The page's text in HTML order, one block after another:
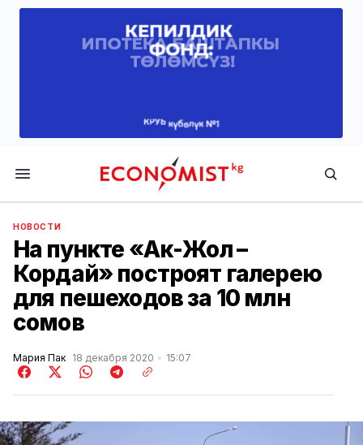
Economist.kg
НОВОСТИ
На пункте «Ак-Жол –
Кордай» построят галерею
для пешеходов за 10 млн
сомов
Мария Пак 18 декабря 2020 15:07